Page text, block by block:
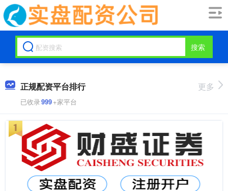
搜索
正规配资平台排行
已收录999+家平台
更多